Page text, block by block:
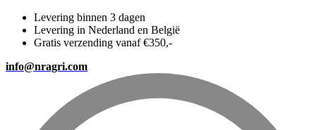
Levering binnen 3 dagen
Levering in Nederland en België
Gratis verzending vanaf €350,-
info@nragri.com